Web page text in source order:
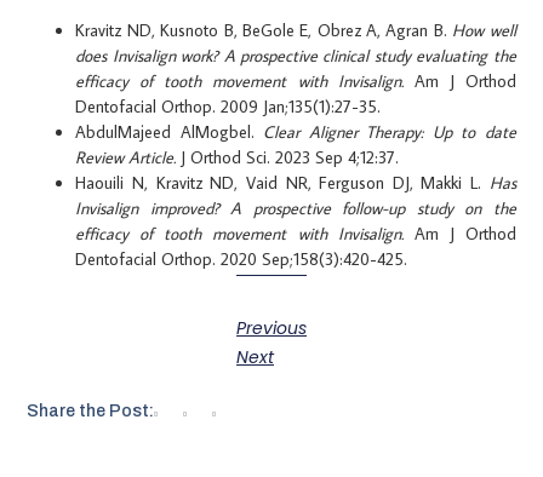
Kravitz ND, Kusnoto B, BeGole E, Obrez A, Agran B. How well
does Invisalign work? A prospective clinical study evaluating the
efficacy of tooth movement with Invisalign. Am J Orthod
Dentofacial Orthop. 2009 Jan;135(1):27-35.
AbdulMajeed AlMogbel. Clear Aligner Therapy: Up to date
Review Article. J Orthod Sci. 2023 Sep 4;12:37.
Haouili N, Kravitz ND, Vaid NR, Ferguson DJ, Makki L. Has
Invisalign improved? A prospective follow-up study on the
efficacy of tooth movement with Invisalign. Am J Orthod
Dentofacial Orthop. 2020 Sep;158(3):420-425.
Previous
Next
Share the Post: